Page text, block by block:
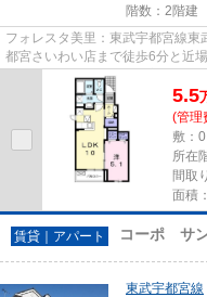
階数：2階建
フォレスタ美里：東武宇都宮線
都宮さいわい店まで徒歩6分と近
件はアパートです！落ち着きの...
5.5
(管理
敷：
所在
間取
面積
賃貸｜アパート コーポ サ
東武宇都宮線